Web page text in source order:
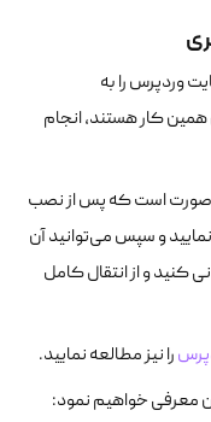
وردپرس را به
کار هستند، انجام
صورت است که پس از نصب
و سپس می‌توانید آن
کنید و از انتقال کامل
را نیز مطالعه نمایید.